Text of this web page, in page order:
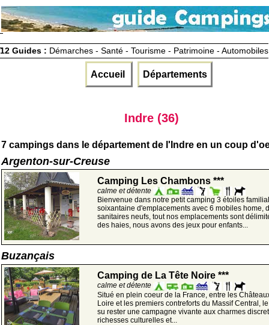
12 Guides : Démarches - Santé - Tourisme - Patrimoine - Automobiles
Accueil Départements
Indre (36)
7 campings dans le département de l'Indre en un coup
Argenton-sur-Creuse
Camping Les Chambons ***
calme et détente
Bienvenue dans notre petit camping 3 étoiles
soixantaine d'emplacements avec 6 mobiles home,
sanitaires neufs, tout nos emplacements sont
des haies, nous avons des jeux pour enfants...
Buzançais
Camping de La Tête Noire ***
calme et détente
Situé en plein coeur de la France, entre les
Loire et les premiers contreforts du Massif Central,
su rester une campagne vivante aux charmes
richesses culturelles et...